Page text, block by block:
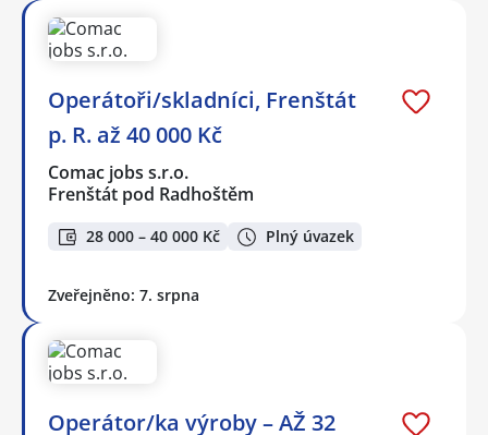
Operátoři/skladníci, Frenštát
p. R. až 40 000 Kč
Comac jobs s.r.o.
Frenštát pod Radhoštěm
28 000 – 40 000 Kč Plný úvazek
Zveřejněno: 7. srpna
Operátor/ka výroby – AŽ 32